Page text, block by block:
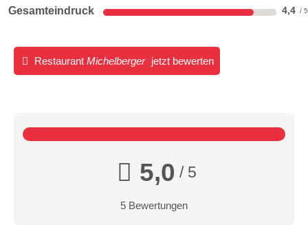
Gesamteindruck 4,4
Restaurant Michelberger jetzt bewerten
5,0 / 5
5 Bewertungen